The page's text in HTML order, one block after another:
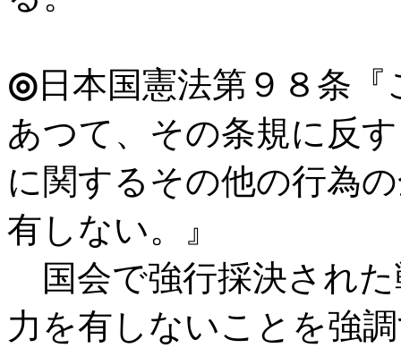
◎ 日本国憲法第９８条
あつて、その条規に反
に関するその他の行為
有しない。』
国会で強行採決された
力を有しないことを強